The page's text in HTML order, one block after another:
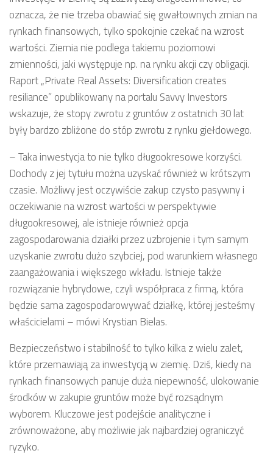
oznacza, że nie trzeba obawiać się gwałtownych zmian na
rynkach finansowych, tylko spokojnie czekać na wzrost
wartości. Ziemia nie podlega takiemu poziomowi
zmienności, jaki występuje np. na rynku akcji czy obligacji.
Raport „Private Real Assets: Diversification creates
resiliance” opublikowany na portalu Savvy Investors
wskazuje, że stopy zwrotu z gruntów z ostatnich 30 lat
były bardzo zbliżone do stóp zwrotu z rynku giełdowego.
– Taka inwestycja to nie tylko długookresowe korzyści.
Dochody z jej tytułu można uzyskać również w krótszym
czasie. Możliwy jest oczywiście zakup czysto pasywny i
oczekiwanie na wzrost wartości w perspektywie
długookresowej, ale istnieje również opcja
zagospodarowania działki przez uzbrojenie i tym samym
uzyskanie zwrotu dużo szybciej, pod warunkiem własnego
zaangażowania i większego wkładu. Istnieje także
rozwiązanie hybrydowe, czyli współpraca z firmą, która
będzie sama zagospodarowywać działkę, której jesteśmy
właścicielami – mówi Krystian Bielas.
Bezpieczeństwo i stabilność to tylko kilka z wielu zalet,
które przemawiają za inwestycją w ziemię. Dziś, kiedy na
rynkach finansowych panuje duża niepewność, ulokowanie
środków w zakupie gruntów może być rozsądnym
wyborem. Kluczowe jest podejście analityczne i
zrównoważone, aby możliwie jak najbardziej ograniczyć
ryzyko.